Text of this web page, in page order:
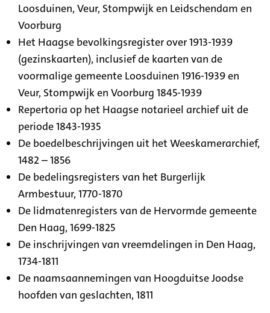
Loosduinen, Veur, Stompwijk en Leidschendam en
Voorburg
Het Haagse bevolkingsregister over 1913-1939
(gezinskaarten), inclusief de kaarten van de
voormalige gemeente Loosduinen 1916-1939 en
Veur, Stompwijk en Voorburg 1845-1939
Repertoria op het Haagse notarieel archief uit de
periode 1843-1935
De boedelbeschrijvingen uit het Weeskamerarchief,
1482 – 1856
De bedelingsregisters van het Burgerlijk
Armbestuur, 1770-1870
De lidmatenregisters van de Hervormde gemeente
Den Haag, 1699-1825
De inschrijvingen van vreemdelingen in Den Haag,
1734-1811
De naamsaannemingen van Hoogduitse Joodse
hoofden van geslachten, 1811